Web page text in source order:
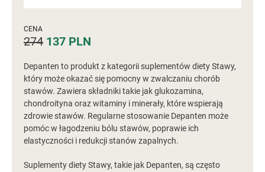
CENA
274 137 PLN
Depanten to produkt z kategorii suplementów diety Stawy,
który może okazać się pomocny w zwalczaniu chorób
stawów. Zawiera składniki takie jak glukozamina,
chondroityna oraz witaminy i minerały, które wspierają
zdrowie stawów. Regularne stosowanie Depanten może
pomóc w łagodzeniu bólu stawów, poprawie ich
elastyczności i redukcji stanów zapalnych.
Suplementy diety Stawy, takie jak Depanten, są często